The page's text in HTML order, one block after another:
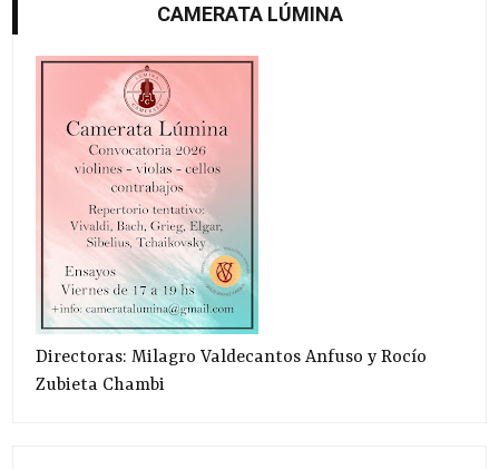
CAMERATA LÚMINA
Directoras: Milagro Valdecantos Anfuso y Rocío
Zubieta Chambi